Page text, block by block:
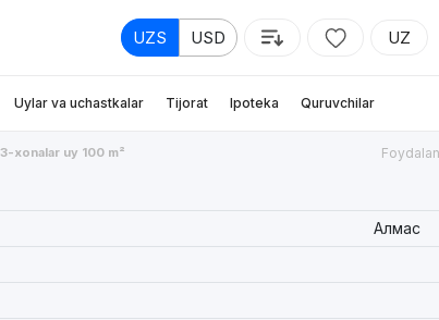
UZS USD UZ
Uylar va uchastkalar Tijorat Ipoteka Quruvchilar
3-xonalar uy 100 m²
Алмас